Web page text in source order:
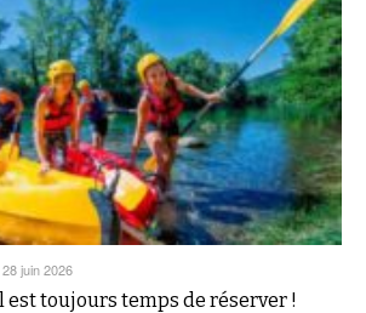
28 juin 2026
est toujours temps de réserver !